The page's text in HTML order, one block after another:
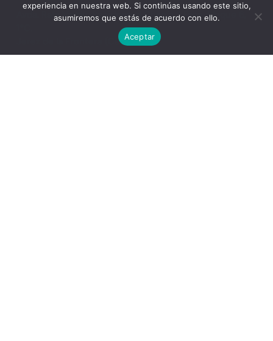
Avda. Rafa Verdú, Residencial Chapín II Fase, Bloque 6,
Jerez de la Frontera (Cádiz)
experiencia en nuestra web. Si continúas usando este sitio,
asumiremos que estás de acuerdo con ello.
Aceptar